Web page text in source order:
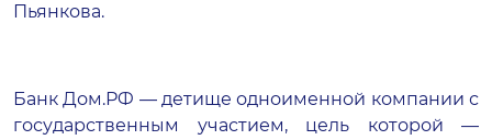
Пьянкова.
Банк Дом.РФ — детище одноименной компании с
государственным участием, цель которой —